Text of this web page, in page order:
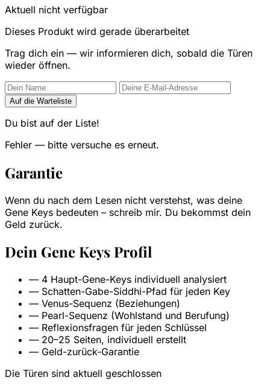
Aktuell nicht verfügbar
Dieses Produkt wird gerade überarbeitet
Trag dich ein — wir informieren dich, sobald die Türen
wieder öffnen.
Auf die Warteliste
Du bist auf der Liste!
Fehler — bitte versuche es erneut.
Garantie
Wenn du nach dem Lesen nicht verstehst, was deine
Gene Keys bedeuten – schreib mir. Du bekommst dein
Geld zurück.
Dein Gene Keys Profil
— 4 Haupt-Gene-Keys individuell analysiert
— Schatten-Gabe-Siddhi-Pfad für jeden Key
— Venus-Sequenz (Beziehungen)
— Pearl-Sequenz (Wohlstand und Berufung)
— Reflexionsfragen für jeden Schlüssel
— 20–25 Seiten, individuell erstellt
— Geld-zurück-Garantie
Die Türen sind aktuell geschlossen